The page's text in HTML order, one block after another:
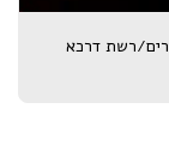
רשת דרכא